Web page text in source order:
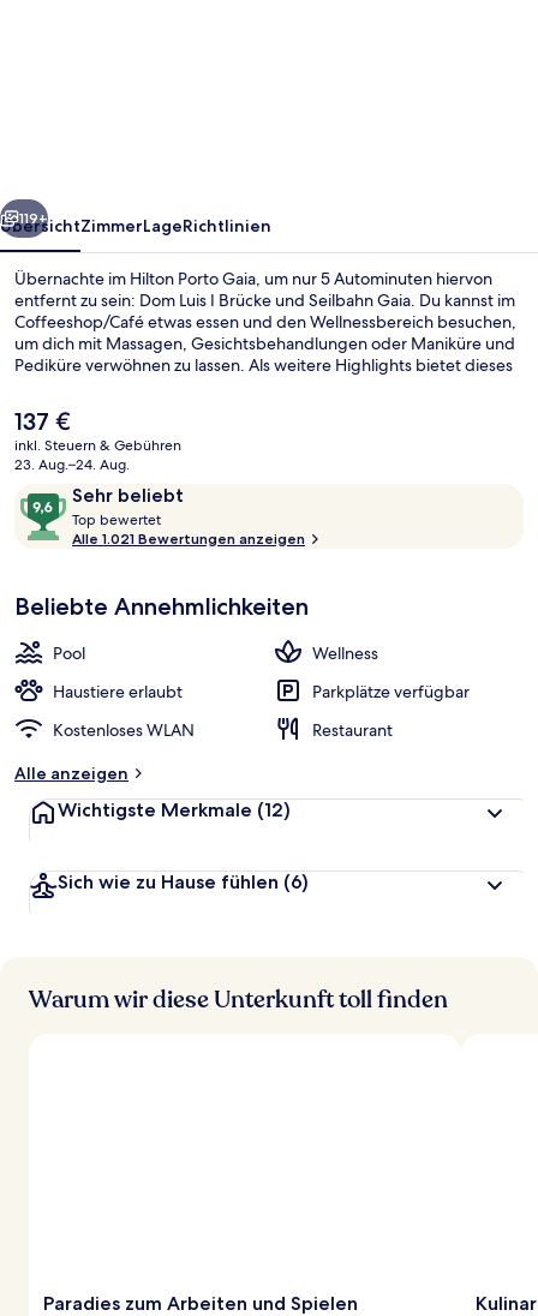
Weiter
119+
ÜbersichtZimmerLageRichtlinien
Übernachte im Hilton Porto Gaia, um nur 5 Autominuten hiervon
entfernt zu sein: Dom Luis I Brücke und Seilbahn Gaia. Du kannst im
Coffeeshop/Café etwas essen und den Wellnessbereich besuchen,
um dich mit Massagen, Gesichtsbehandlungen oder Maniküre und
Pediküre verwöhnen zu lassen. Als weitere Highlights bietet dieses
Fitnessbereich. Das hilfsbereite Personal und die Lage erhalten tolle
Bewertungen von anderen Reisenden. Die Unterkunft ist nur einen
kurzen Fußmarsch von den öffentlichen Verkehrsmitteln entfernt:
Zur U-Bahn (Station Ribeira) sind es 14 Minuten.
Der
aktuelle
Preis
137 €.
137 €
inkl. Steuern & Gebühren
23. Aug.–24. Aug.
Bewertungen
Sehr beliebt
9,6
von
10,
beliebt
Top bewertet
o
b
r
e
Alle 1.021 Bewertungen anzeigen
Beliebte Annehmlichkeiten
Pool
Wellness
Haustiere erlaubt
Parkplätze verfügbar
Kostenloses WLAN
Restaurant
Alle anzeigen
Wichtigste Merkmale (12)
Sich wie zu Hause fühlen (6)
Warum wir diese Unterkunft toll finden
Paradies zum Arbeiten und Spielen